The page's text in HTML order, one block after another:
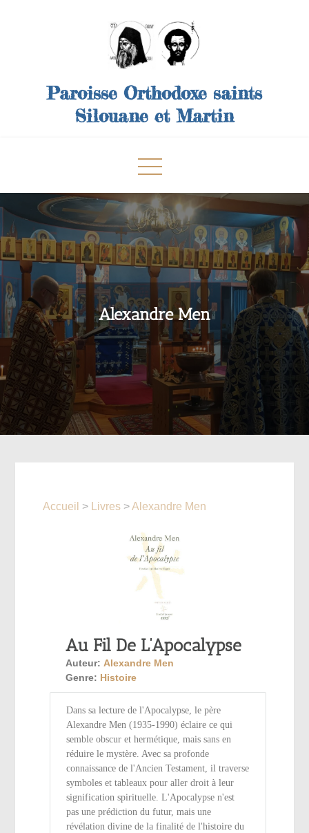
Paroisse Orthodoxe saints
Silouane et Martin
Alexandre Men
Accueil > Livres >Alexandre Men
Au Fil De L’Apocalypse
Auteur: Alexandre Men
Genre: Histoire
Dans sa lecture de l'Apocalypse, le père
Alexandre Men (1935-1990) éclaire ce qui
semble obscur et hermétique, mais sans en
réduire le mystère. Avec sa profonde
connaissance de l'Ancien Testament, il traverse
symboles et tableaux pour aller droit à leur
signification spirituelle. L'Apocalypse n'est
pas une prédiction du futur, mais une
révélation divine de la finalité de l'histoire du